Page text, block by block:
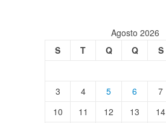
Agosto 2026
S
T Q Q S
3
4 5 6 7
10
11 12 13 14